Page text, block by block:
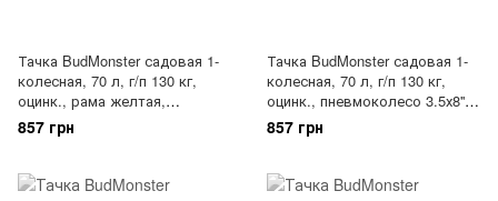
Тачка BudMonster садовая 1-
колесная, 70 л, г/п 130 кг,
оцинк., рама желтая,
пневмоколесо 3.5х8'' (01-009/2)
857 грн
Тачка BudMonster садовая 1-
колесная, 70 л, г/п 130 кг,
оцинк., пневмоколесо 3.5х8''
(01-009/1)
857 грн